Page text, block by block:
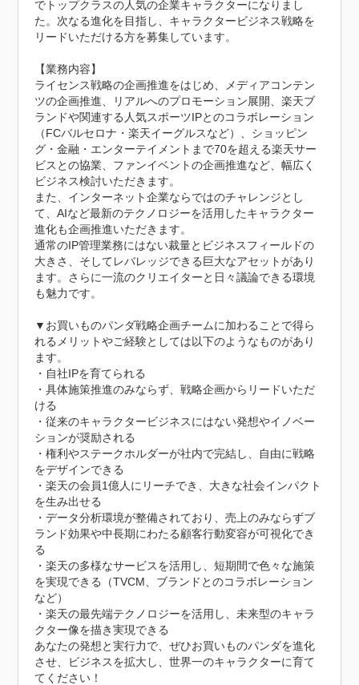
でトップクラスの人気の企業キャラクターになりまし
た。次なる進化を目指し、キャラクタービジネス戦略を
リードいただける方を募集しています。
【業務内容】
ライセンス戦略の企画推進をはじめ、メディアコンテン
ツの企画推進、リアルへのプロモーション展開、楽天ブ
ランドや関連する人気スポーツIPとのコラボレーション
（FCバルセロナ・楽天イーグルスなど）、ショッピン
グ・金融・エンターテイメントまで70を超える楽天サー
ビスとの協業、ファンイベントの企画推進など、幅広く
ビジネス検討いただきます。
また、インターネット企業ならではのチャレンジとし
て、AIなど最新のテクノロジーを活用したキャラクター
進化も企画推進いただきます。
通常のIP管理業務にはない裁量とビジネスフィールドの
大きさ、そしてレバレッジできる巨大なアセットがあり
ます。さらに一流のクリエイターと日々議論できる環境
も魅力です。
▼お買いものパンダ戦略企画チームに加わることで得ら
れるメリットやご経験としては以下のようなものがあり
ます。
・自社IPを育てられる
・具体施策推進のみならず、戦略企画からリードいただ
ける
・従来のキャラクタービジネスにはない発想やイノベー
ションが奨励される
・権利やステークホルダーが社内で完結し、自由に戦略
をデザインできる
・楽天の会員1億人にリーチでき、大きな社会インパクト
を生み出せる
・データ分析環境が整備されており、売上のみならずブ
ランド効果や中長期にわたる顧客行動変容が可視化でき
る
・楽天の多様なサービスを活用し、短期間で色々な施策
を実現できる（TVCM、ブランドとのコラボレーション
など）
・楽天の最先端テクノロジーを活用し、未来型のキャラ
クター像を描き実現できる
あなたの発想と実行力で、ぜひお買いものパンダを進化
させ、ビジネスを拡大し、世界一のキャラクターに育て
てください！